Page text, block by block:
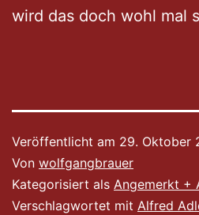
wird das doch wohl mal
Veröffentlicht am 29. Oktober
Von wolfgangbrauer
Kategorisiert als Angemerkt +
Verschlagwortet mit Alfred